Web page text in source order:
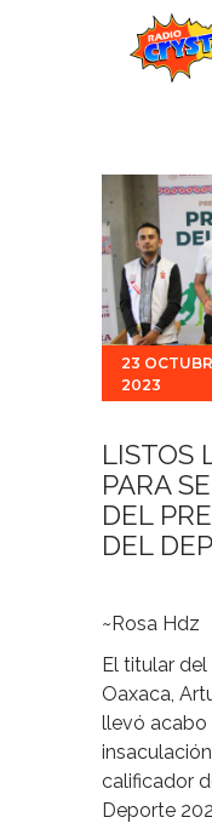
Eventos
Noticias
Para ti
Contacto
23
2023
LISTOS
PARA
DEL
DEL
~Rosa Hdz
El titular
Oaxaca,
llevó acabo
calificador
Deporte